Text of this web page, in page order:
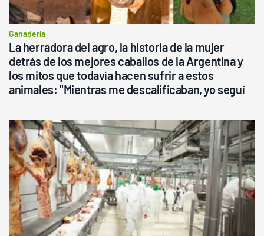
Ganadería
La herradora del agro, la historia de la mujer
detrás de los mejores caballos de la Argentina y
los mitos que todavía hacen sufrir a estos
animales: "Mientras me descalificaban, yo seguí